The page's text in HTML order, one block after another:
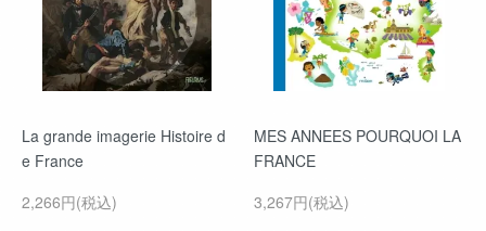
La grande imagerie Histoire d
e France
2,266円(税込)
MES ANNEES POURQUOI LA
FRANCE
3,267円(税込)